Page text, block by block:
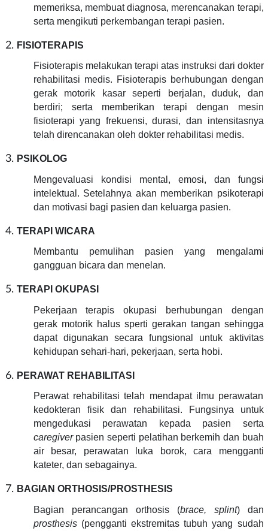
memeriksa, membuat diagnosa, merencanakan terapi,
serta mengikuti perkembangan terapi pasien.
FISIOTERAPIS
Fisioterapis melakukan terapi atas instruksi dari dokter
rehabilitasi medis. Fisioterapis berhubungan dengan
gerak motorik kasar seperti berjalan, duduk, dan
berdiri; serta memberikan terapi dengan mesin
fisioterapi yang frekuensi, durasi, dan intensitasnya
telah direncanakan oleh dokter rehabilitasi medis.
PSIKOLOG
Mengevaluasi kondisi mental, emosi, dan fungsi
intelektual. Setelahnya akan memberikan psikoterapi
dan motivasi bagi pasien dan keluarga pasien.
TERAPI WICARA
Membantu pemulihan pasien yang mengalami
gangguan bicara dan menelan.
TERAPI OKUPASI
Pekerjaan terapis okupasi berhubungan dengan
gerak motorik halus sperti gerakan tangan sehingga
dapat digunakan secara fungsional untuk aktivitas
kehidupan sehari-hari, pekerjaan, serta hobi.
PERAWAT REHABILITASI
Perawat rehabilitasi telah mendapat ilmu perawatan
kedokteran fisik dan rehabilitasi. Fungsinya untuk
mengedukasi perawatan kepada pasien serta
caregiverpasien seperti pelatihan berkemih dan buah
air besar, perawatan luka borok, cara mengganti
kateter, dan sebagainya.
BAGIAN ORTHOSIS/PROSTHESIS
Bagian perancangan orthosis (brace, splint) dan
prosthesis(pengganti ekstremitas tubuh yang sudah